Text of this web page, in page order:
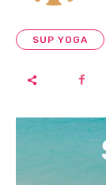
SUP YOGA